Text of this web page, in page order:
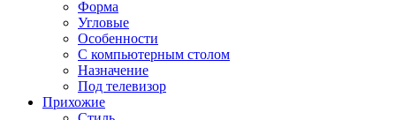
Форма
Угловые
Особенности
С компьютерным столом
Назначение
Под телевизор
Прихожие